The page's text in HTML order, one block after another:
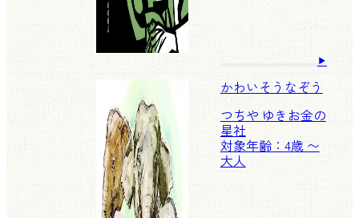
かわいそうなぞう
つちや ゆきお金の
星社
対象年齢：4歳 〜
大人